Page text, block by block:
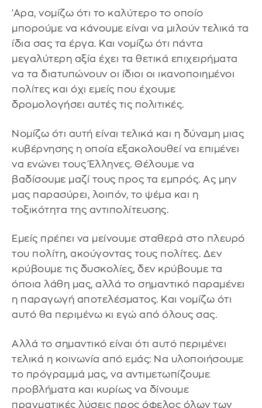
'Αρα, νομίζω ότι το καλύτερο το οποίο
μπορούμε να κάνουμε είναι να μιλούν τελικά τα
ίδια σας τα έργα. Και νομίζω ότι πάντα
μεγαλύτερη αξία έχει τα θετικά επιχειρήματα
να τα διατυπώνουν οι ίδιοι οι ικανοποιημένοι
πολίτες και όχι εμείς που έχουμε
δρομολογήσει αυτές τις πολιτικές.
Νομίζω ότι αυτή είναι τελικά και η δύναμη μιας
κυβέρνησης η οποία εξακολουθεί να επιμένει
να ενώνει τους Έλληνες. Θέλουμε να
βαδίσουμε μαζί τους προς τα εμπρός. Ας μην
μας παρασύρει, λοιπόν, το ψέμα και η
τοξικότητα της αντιπολίτευσης.
Εμείς πρέπει να μείνουμε σταθερά στο πλευρό
του πολίτη, ακούγοντας τους πολίτες. Δεν
κρύβουμε τις δυσκολίες, δεν κρύβουμε τα
όποια λάθη μας, αλλά το σημαντικό παραμένει
η παραγωγή αποτελέσματος. Και νομίζω ότι
αυτό θα περιμένω κι εγώ από όλους σας.
Αλλά το σημαντικό είναι ότι αυτό περιμένει
τελικά η κοινωνία από εμάς: Να υλοποιήσουμε
το πρόγραμμά μας, να αντιμετωπίζουμε
προβλήματα και κυρίως να δίνουμε
πραγματικές λύσεις προς όφελος όλων των